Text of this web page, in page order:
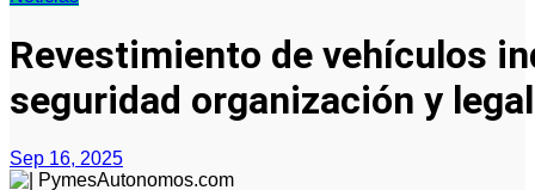
Revestimiento de vehículos
seguridad organización y
Sep 16, 2025